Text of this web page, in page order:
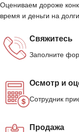
Оцениваем дороже
время и деньги на
Свяжитесь
Заполните
Осмотр и
Сотрудник
Продажа